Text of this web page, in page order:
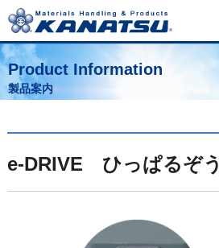
Product Information
製品案内
e-DRIVE ひっぱるぞう